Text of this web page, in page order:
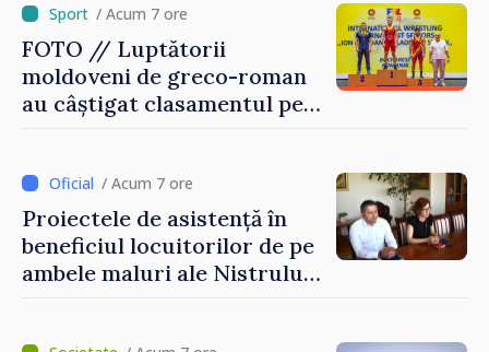
scumpă, în special în orele
de vârf”
/ Acum 7 ore
FOTO // Luptătorii
moldoveni de greco-roman
au câștigat clasamentul pe
/ Acum 7 ore
Proiectele de asistență în
beneficiul locuitorilor de pe
ambele maluri ale Nistrului